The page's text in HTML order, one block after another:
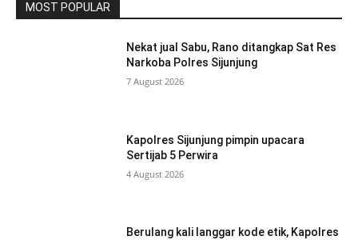
MOST POPULAR
Nekat jual Sabu, Rano ditangkap Sat Res
Narkoba Polres Sijunjung
7 August 2026
Kapolres Sijunjung pimpin upacara
Sertijab 5 Perwira
4 August 2026
Berulang kali langgar kode etik, Kapolres